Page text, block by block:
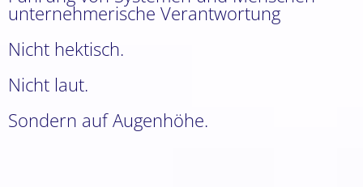
unternehmerische Verantwortung
Nicht hektisch.
Nicht laut.
Sondern auf Augenhöhe.